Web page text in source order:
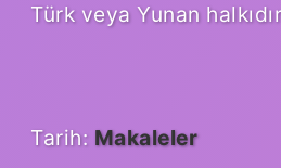
Türk veya Yunan
Tarih: Makaleler